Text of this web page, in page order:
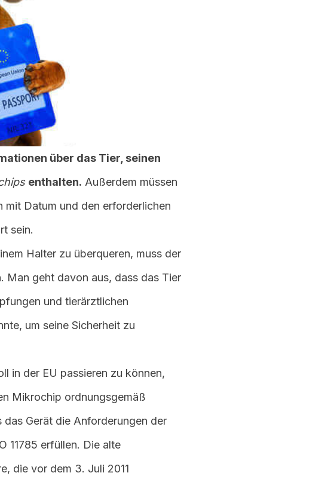
über das Tier, seinen
enthalten. Außerdem müssen
Datum und den erforderlichen
sein.
Halter zu überqueren, muss der
Man geht davon aus, dass das Tier
und tierärztlichen
um seine Sicherheit zu
in der EU passieren zu können,
Mikrochip ordnungsgemäß
Gerät die Anforderungen der
11785 erfüllen. Die alte
die vor dem 3. Juli 2011